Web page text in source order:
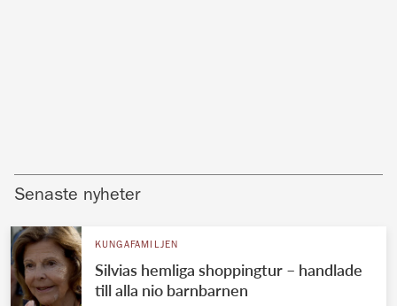
Senaste nyheter
KUNGAFAMILJEN
Silvias hemliga shoppingtur – handlade
till alla nio barnbarnen